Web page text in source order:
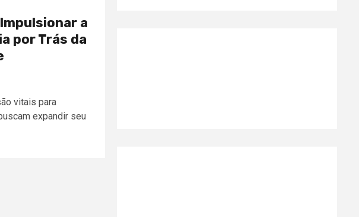
a
por Trás da
vitais para
expandir seu